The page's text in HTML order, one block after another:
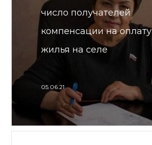
число получателей
компенсации на оплату
жилья на селе
05.06.21